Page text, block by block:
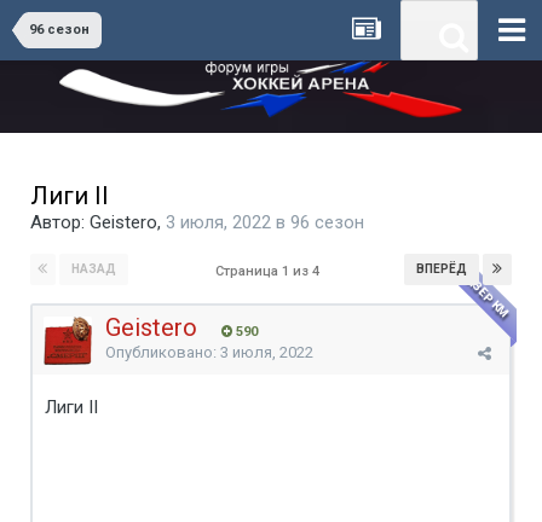
96 сезон
Лиги II
Автор: Geistero, 3 июля, 2022 в 96 сезон
НАЗАД ВПЕРЁД
Страница 1 из 4
Geistero 590
ПРИЗЕР КМ
Опубликовано: 3 июля, 2022
Лиги II